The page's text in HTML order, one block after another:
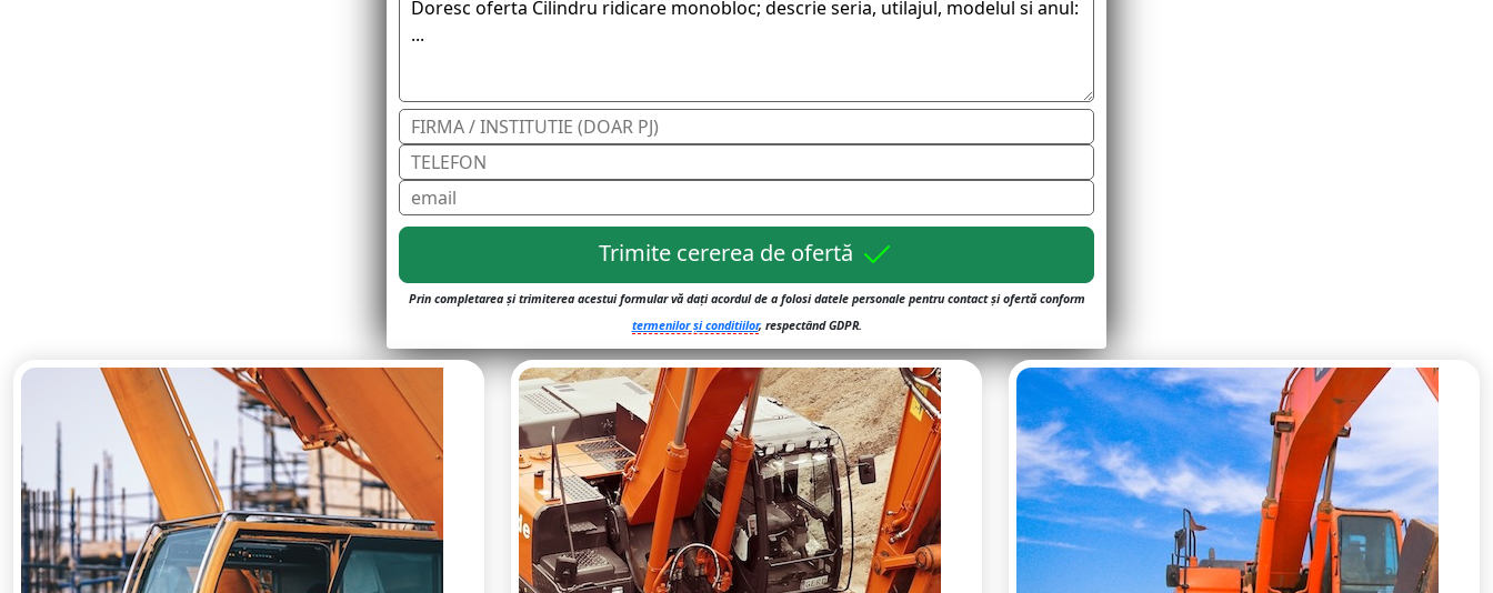
Trimite cererea de ofertă
Prin completarea și trimiterea acestui formular vă dați acordul de a folosi datele personale pentru contact și ofertă conform
termenilor și conditiilor, respectând GDPR.